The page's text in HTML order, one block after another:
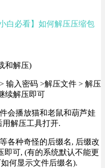
白必看】如何解压压缩包
和解压)
输入密码 >解压文件 > 解压
续解压即可
会播放猫和老鼠和葫芦娃
用解压工具打开.
各种奇怪的后缀名, 后缀改
即可, (有的系统默认不能更
何显示文件后缀名).